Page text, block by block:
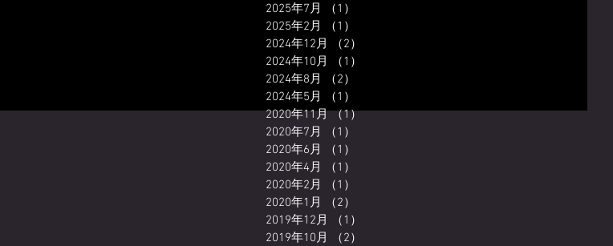
2025年7月
（1）
2025年2月
（1）
2024年12月
（2）
2024年10月
（1）
2024年8月
（2）
2024年5月
（1）
2020年11月 （1）1件の記事
2020年7月
（1）
2020年6月
（1）
2020年4月
（1）
2020年2月
（1）
2020年1月
（2）
2019年12月
（1）
2019年10月
（2）